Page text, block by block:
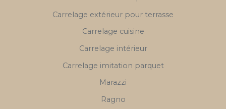
Carrelage extérieur pour terrasse
Carrelage cuisine
Carrelage intérieur
Carrelage imitation parquet
Marazzi
Ragno